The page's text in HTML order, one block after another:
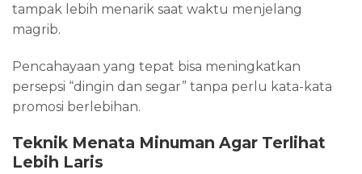
tampak lebih menarik saat waktu menjelang
magrib.
Pencahayaan yang tepat bisa meningkatkan
persepsi “dingin dan segar” tanpa perlu kata-kata
promosi berlebihan.
Teknik Menata Minuman Agar Terlihat
Lebih Laris